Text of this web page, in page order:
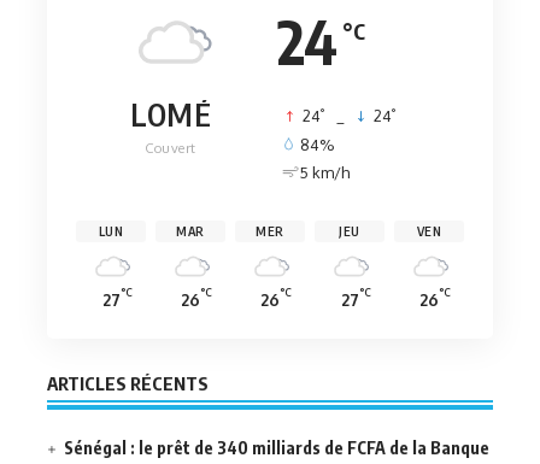
24 °C
LOMÉ
Couvert
24° 24°
84%
5 km/h
LUN
27°C
MAR
26°C
MER
26°C
JEU
27°C
VEN
26°C
ARTICLES RÉCENTS
Sénégal : le prêt de 340 milliards de FCFA de la Banque